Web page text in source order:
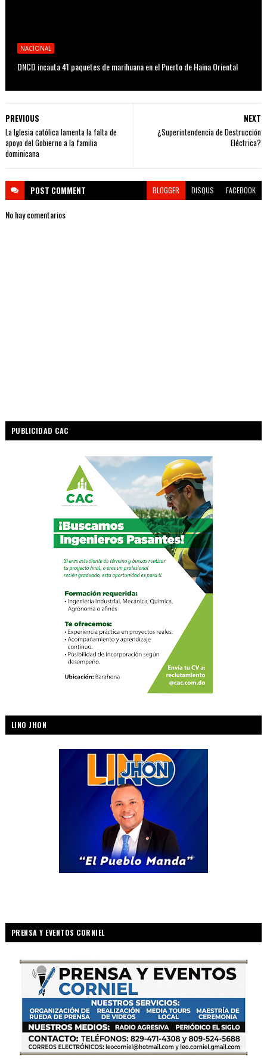
NACIONAL
DNCD incauta 41 paquetes de marihuana en el Puerto de Haina Oriental
NEXT
¿Superintendencia de Destrucción
Eléctrica?
PREVIOUS
La Iglesia católica lamenta la falta de
apoyo del Gobierno a la familia
dominicana
POST COMMENT BLOGGER DISQUS FACEBOOK
No hay comentarios
PUBLICIDAD CAC
LINO JHON
PRENSA Y EVENTOS CORNIEL